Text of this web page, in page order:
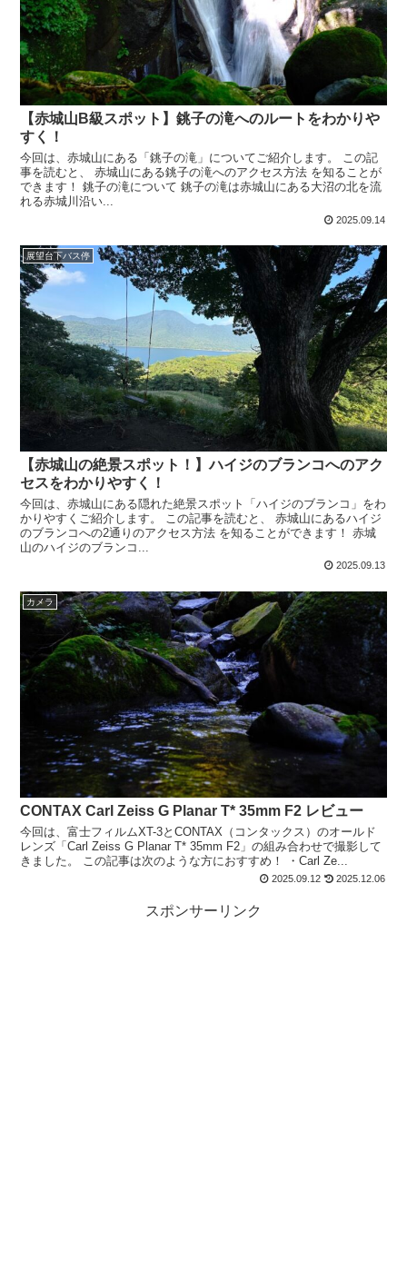
【赤城山B級スポット】銚子の滝へのルートをわかりや
すく！
今回は、赤城山にある「銚子の滝」についてご紹介します。 この記
事を読むと、 赤城山にある銚子の滝へのアクセス方法 を知ることが
できます！ 銚子の滝について 銚子の滝は赤城山にある大沼の北を流
れる赤城川沿い...
2025.09.14
展望台下バス停
【赤城山の絶景スポット！】ハイジのブランコへのアク
セスをわかりやすく！
今回は、赤城山にある隠れた絶景スポット「ハイジのブランコ」をわ
かりやすくご紹介します。 この記事を読むと、 赤城山にあるハイジ
のブランコへの2通りのアクセス方法 を知ることができます！ 赤城
山のハイジのブランコ...
2025.09.13
カメラ
CONTAX Carl Zeiss G Planar T* 35mm F2 レビュー
今回は、富士フィルムXT-3とCONTAX（コンタックス）のオールド
レンズ「Carl Zeiss G Planar T* 35mm F2」の組み合わせで撮影して
きました。 この記事は次のような方におすすめ！ ・Carl Ze...
2025.09.12 2025.12.06
スポンサーリンク